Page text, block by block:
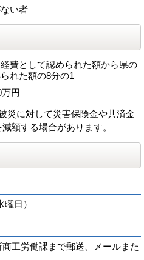
い者
費として認められた額から県の
れた額の8分の1
円
災に対して災害保険金や共済金
額する場合があります。
日）
工労働課まで郵送、メールまた